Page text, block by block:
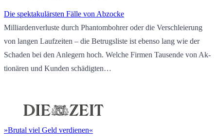
Die spek­ta­ku­lärs­ten Fälle von Ab­zo­cke
Mil­li­ar­den­ver­lus­te durch Phan­tom­boh­rer oder die Ver­schleie­rung
von lan­gen Lauf­zei­ten – die Be­trugs­lis­te ist eben­so lang wie der
Scha­den bei den An­le­gern hoch. Wel­che Fir­men Tau­sen­de von Ak­
tio­nä­ren und Kun­den schä­dig­ten…
»Bru­tal viel Geld ver­die­nen«